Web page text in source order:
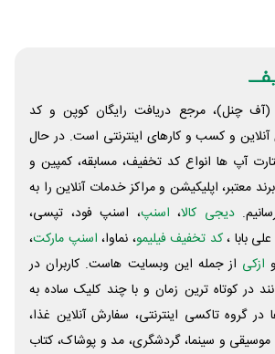
چنل)، مرجع دریافت رایگان کوپن و کد
و کسب و‌ کارهای اینترنتی است. در حال
آپ ها انواع کد تخفیف، مسابقه، کمپین و
معتبر، اپلیکیشن و مراکز خدمات آنلاین را به
دیجی کالا، اسنپ، اسنپ فود، تپسی،
بابا ،کد تخفیف فیلیمو، نماوا، اسنپ مارکت،
ازکی از جمله این وبسایت ‌هاست. کاربران در
در کوتاه ترین زمان و با چند کلیک ساده به
گروه تاکسی اینترنتی، سفارش آنلاین غذا،
موسیقی و سینما، گردشگری، مد و پوشاک، کتاب